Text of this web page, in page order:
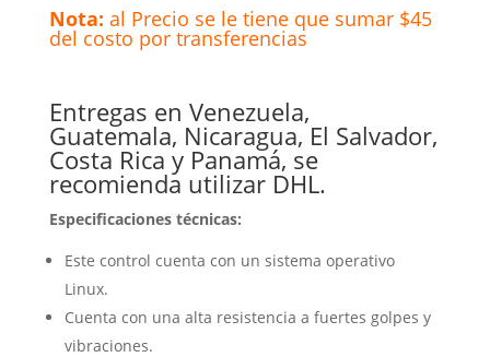
Nota: al Precio se le tiene que sumar $45
del costo por transferencias
Entregas en Venezuela,
Guatemala, Nicaragua, El Salvador,
Costa Rica y Panamá, se
recomienda utilizar DHL.
Especificaciones técnicas:
Este control cuenta con un sistema operativo
Linux.
Cuenta con una alta resistencia a fuertes golpes y
vibraciones.